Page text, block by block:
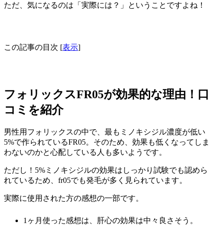
ただ、気になるのは「実際には？」ということですよね！
この記事の目次 [表示]
フォリックスFR05が効果的な理由！口
コミを紹介
男性用フォリックスの中で、最もミノキシジル濃度が低い
5%で作られているFR05。そのため、効果も低くなってしま
わないのかと心配している人も多いようです。
ただし！ 5%ミノキシジルの効果はしっかり試験でも認めら
れているため、fr05でも発毛が多く見られています。
実際に使用された方の感想の一部です。
1ヶ月使った感想は、肝心の効果は中々良さそう。